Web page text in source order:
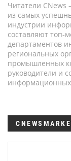
Читатели CNews
из самых
индустрии
составляют топ-
департаментов
региональных
промышленных
руководители и
информационных